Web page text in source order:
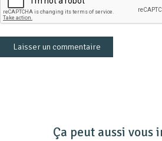
Ça peut aussi vous